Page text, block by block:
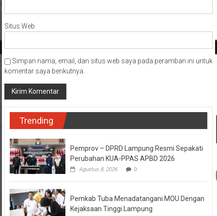
Situs Web
Simpan nama, email, dan situs web saya pada peramban ini untuk
komentar saya berikutnya.
Trending
Pemprov – DPRD Lampung Resmi Sepakati
Perubahan KUA-PPAS APBD 2026
Agustus 8, 2026 0
Pemkab Tuba Menadatangani MOU Dengan
Kejaksaan Tinggi Lampung